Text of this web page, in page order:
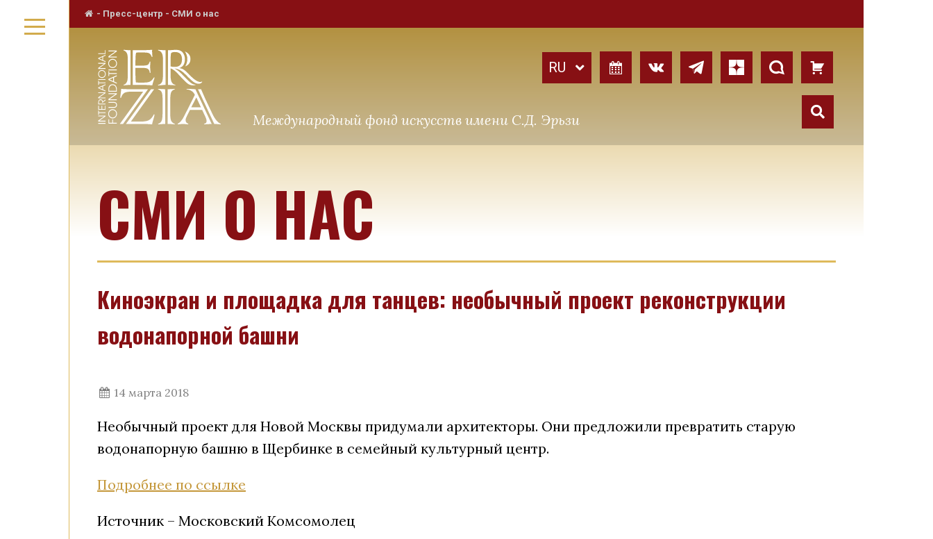
- Пресс-центр - СМИ о нас
Международный фонд искусств имени С.Д. Эрьзи
СМИ О НАС
Киноэкран и площадка для танцев: необычный проект реконструкции
водонапорной башни
14 марта 2018
Необычный проект для Новой Москвы придумали архитекторы. Они предложили превратить старую
водонапорную башню в Щербинке в семейный культурный центр.
Подробнее по ссылке
Источник – Московский Комсомолец